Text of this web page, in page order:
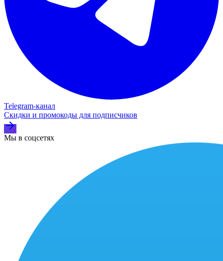
Telegram‑канал
Скидки и промокоды для подписчиков
Мы в соцсетях